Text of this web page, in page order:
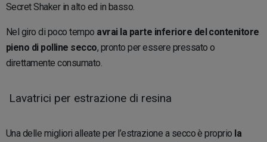
Secret Shaker in alto ed in basso.
Nel giro di poco tempo avrai la parte inferiore del contenitore
pieno di polline secco, pronto per essere pressato o
direttamente consumato.
Lavatrici per estrazione di resina
Una delle migliori alleate per l’estrazione a secco è proprio la